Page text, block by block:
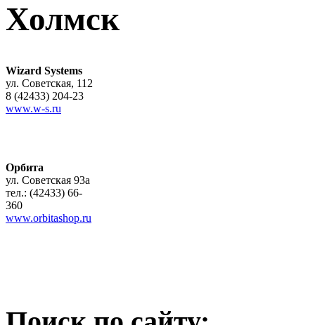
Холмск
Wizard Systems
ул. Советская, 112
8 (42433) 204-23
www.w-s.ru
Орбита
ул. Советская 93а
тел.: (42433) 66-
360
www.orbitashop.ru